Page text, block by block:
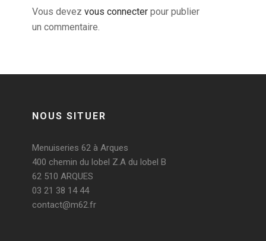
Vous devez vous connecter pour publier
un commentaire.
NOUS SITUER
Menuiseries 62 à Arques
400 chemin du lobel Z.A du lobel B
62 510 ARQUES
03 21 38 14 44
contact@m62.fr